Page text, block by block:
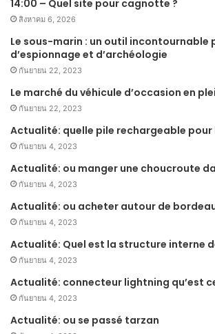
14:00 – Quel site pour cagnotte ?
สิงหาคม 6, 2026
Le sous-marin : un outil incontournable
d’espionnage et d’archéologie
กันยายน 22, 2023
Le marché du véhicule d’occasion en
กันยายน 22, 2023
Actualité: quelle pile rechargeable pour
กันยายน 4, 2023
Actualité: ou manger une choucroute
กันยายน 4, 2023
Actualité: ou acheter autour de
กันยายน 4, 2023
Actualité: Quel est la structure interne
กันยายน 4, 2023
Actualité: connecteur lightning qu’est
กันยายน 4, 2023
Actualité: ou se passé tarzan